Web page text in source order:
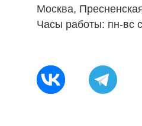
Москва,
Часы работы: пн-вс